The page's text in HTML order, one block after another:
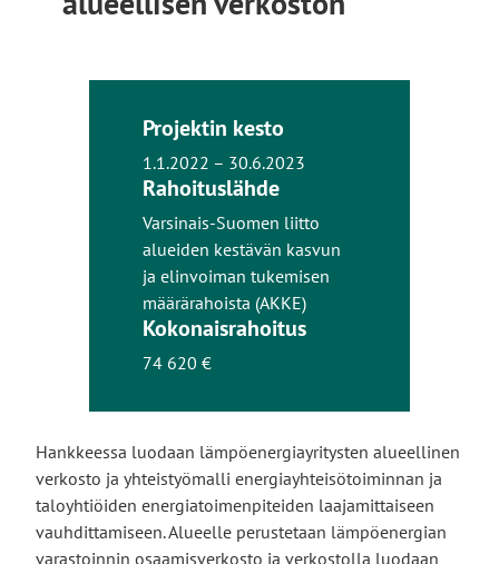
Projektin kesto
1.1.2022 – 30.6.2023
Rahoituslähde
Varsinais-Suomen liitto
alueiden kestävän kasvun
ja elinvoiman tukemisen
määrärahoista (AKKE)
Kokonaisrahoitus
74 620 €
Hankkeessa luodaan lämpöenergiayritysten alueellinen
verkosto ja yhteistyömalli energiayhteisötoiminnan ja
taloyhtiöiden energiatoimenpiteiden laajamittaiseen
vauhdittamiseen. Alueelle perustetaan lämpöenergian
varastoinnin osaamisverkosto ja verkostolla luodaan